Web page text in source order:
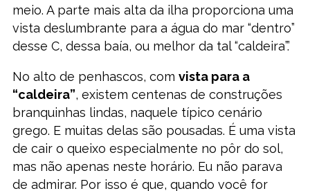
meio. A parte mais alta da ilha proporciona uma
vista deslumbrante para a água do mar “dentro”
desse C, dessa baía, ou melhor da tal “caldeira”.’
No alto de penhascos, com vista para a
“caldeira”, existem centenas de construções
branquinhas lindas, naquele típico cenário
grego. E muitas delas são pousadas. É uma vista
de cair o queixo especialmente no pôr do sol,
mas não apenas neste horário. Eu não parava
de admirar. Por isso é que, quando você for